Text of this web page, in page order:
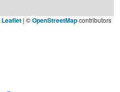
Leaflet | ©OpenStreetMapcontributors